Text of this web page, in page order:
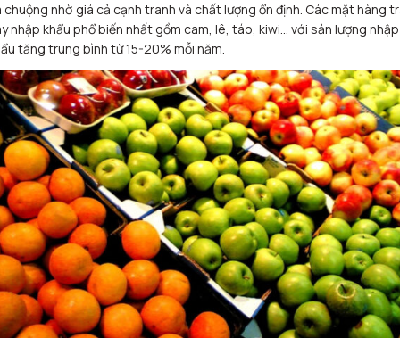
chuộng nhờ giá cả cạnh tranh và chất lượng ổn định. Các mặt hàng
nhập khẩu phổ biến nhất gồm cam, lê, táo, kiwi… với sản lượng nhập
tăng trung bình từ 15-20% mỗi năm.